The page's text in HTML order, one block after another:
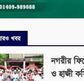
খবর
নগরীর
ও হাজী